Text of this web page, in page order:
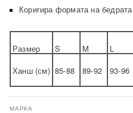
Коригира формата на бедрата
Размер S M L
Ханш (см) 85-88 89-92 93-96
МАРКА